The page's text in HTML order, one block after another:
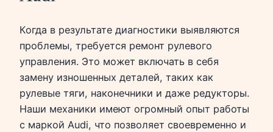
Когда в результате диагностики выявляются
проблемы, требуется ремонт рулевого
управления. Это может включать в себя
замену изношенных деталей, таких как
рулевые тяги, наконечники и даже редукторы.
Наши механики имеют огромный опыт работы
с маркой Audi, что позволяет своевременно и